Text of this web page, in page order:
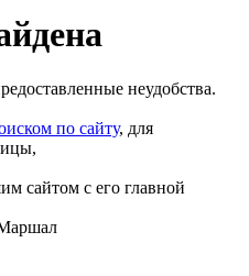
неудобства.
по сайту, для
сайтом с его главной